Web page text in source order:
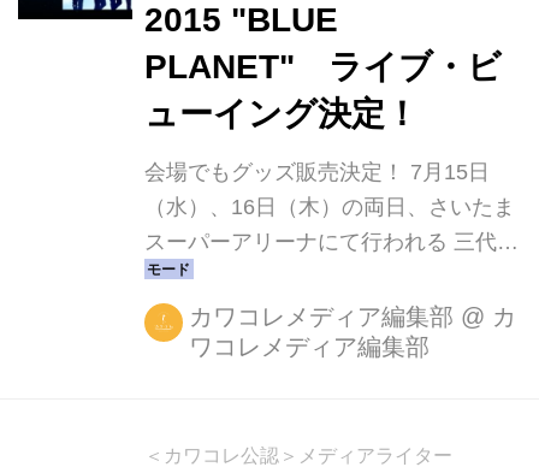
下健二郎と登坂広臣の関係性にまつわ
る可愛らしいエピソードや音楽・ダン
スと向き合う中での心境などをナチュ
ラルな口調で吐露。また、かっ...
2015 "BLUE
PLANET" ライブ・ビ
ューイング決定！
会場でもグッズ販売決定！ 7月15日
（水）、16日（木）の両日、さいたま
スーパーアリーナにて行われる 三代目
J Soul Brothers LIVE TOUR 2015
"BLUE PLANET"の模様を、全国の映
画館でライブ・ビューイングが決定！
一部商品の販売が決定いたしました！
カワコレメディア編集部 @ カ
ワコレメディア編集部
＜カワコレ公認＞メディアライター